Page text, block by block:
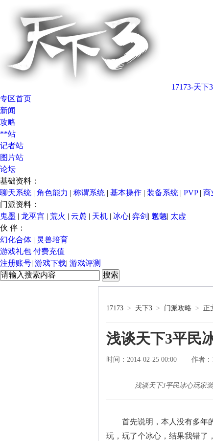
17173-天下
专区首页
新闻
攻略
**站
记者站
图片站
论坛
基础资料：
聊天系统 | 角色能力 | 称谓系统 | 基本操作 | 装备系统 | PVP | 商
门派资料：
鬼墨 | 龙巫宫 | 荒火 | 云麓 | 天机 | 冰心| 弈剑 | 魍魉| 太虚
伙 伴：
幻化合体 | 灵兽培育
游戏礼包 付费充值
注册账号| 游戏下载| 游戏评测
17173 > 天下3 > 门派攻略 > 正
浅谈天下3平民
时间：2014-02-25 00:00 作者：
浅谈天下3平民冰心玩家
首先说明，本人没有多年的
玩，玩了个冰心，结果我错了